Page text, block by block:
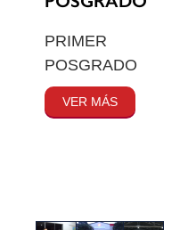
PRIMER
POSGRADO
VER MÁS